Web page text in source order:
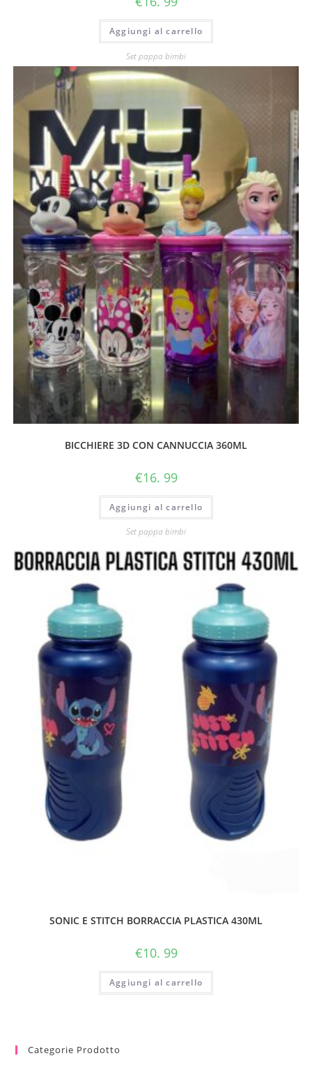
Aggiungi al carrello
Set pappa bimbi
BICCHIERE 3D CON CANNUCCIA 360ML
€16. 99
Aggiungi al carrello
Set pappa bimbi
SONIC E STITCH BORRACCIA PLASTICA 430ML
€10. 99
Aggiungi al carrello
Categorie Prodotto